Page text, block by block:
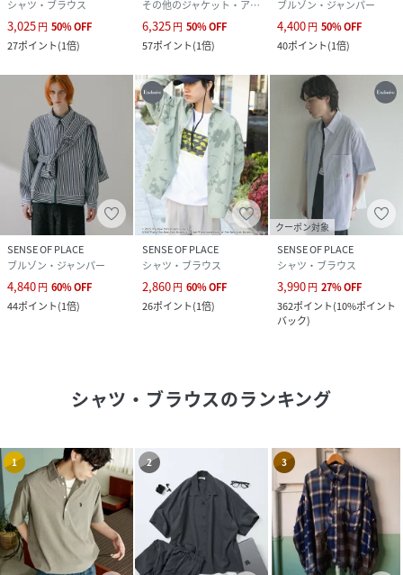
シャツ・ブラウス
3,025円 50%OFF
27ポイント(1倍)
その他のジャケット・アウター
6,325円 50%OFF
57ポイント(1倍)
ブルゾン・ジャンパー
4,400円 50%OFF
40ポイント(1倍)
SENSE OF PLACE
ブルゾン・ジャンパー
4,840円 60%OFF
44ポイント(1倍)
SENSE OF PLACE
シャツ・ブラウス
2,860円 60%OFF
26ポイント(1倍)
クーポン対象
SENSE OF PLACE
シャツ・ブラウス
3,990円 27%OFF
362ポイント(10%ポイント
バック)
シャツ・ブラウスのランキング
1 2 3